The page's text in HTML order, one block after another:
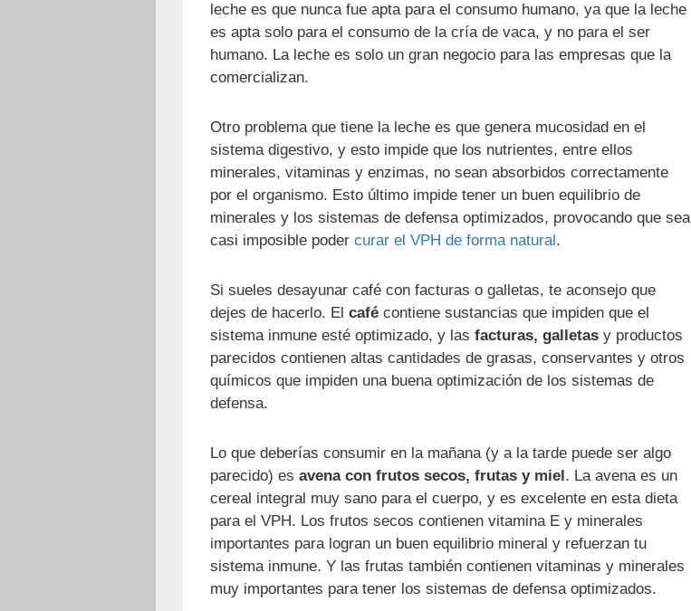
leche es que nunca fue apta para el consumo humano, ya que la leche
es apta solo para el consumo de la cría de vaca, y no para el ser
humano. La leche es solo un gran negocio para las empresas que la
comercializan.
Otro problema que tiene la leche es que genera mucosidad en el
sistema digestivo, y esto impide que los nutrientes, entre ellos
minerales, vitaminas y enzimas, no sean absorbidos correctamente
por el organismo. Esto último impide tener un buen equilibrio de
minerales y los sistemas de defensa optimizados, provocando que sea
casi imposible poder curar el VPH de forma natural .
Si sueles desayunar café con facturas o galletas, te aconsejo que
dejes de hacerlo. El café contiene sustancias que impiden que el
sistema inmune esté optimizado, y las facturas, galletas y productos
parecidos contienen altas cantidades de grasas, conservantes y otros
químicos que impiden una buena optimización de los sistemas de
defensa.
Lo que deberías consumir en la mañana (y a la tarde puede ser algo
parecido) es avena con frutos secos, frutas y miel . La avena es un
cereal integral muy sano para el cuerpo, y es excelente en esta dieta
para el VPH. Los frutos secos contienen vitamina E y minerales
importantes para logran un buen equilibrio mineral y refuerzan tu
sistema inmune. Y las frutas también contienen vitaminas y minerales
muy importantes para tener los sistemas de defensa optimizados.